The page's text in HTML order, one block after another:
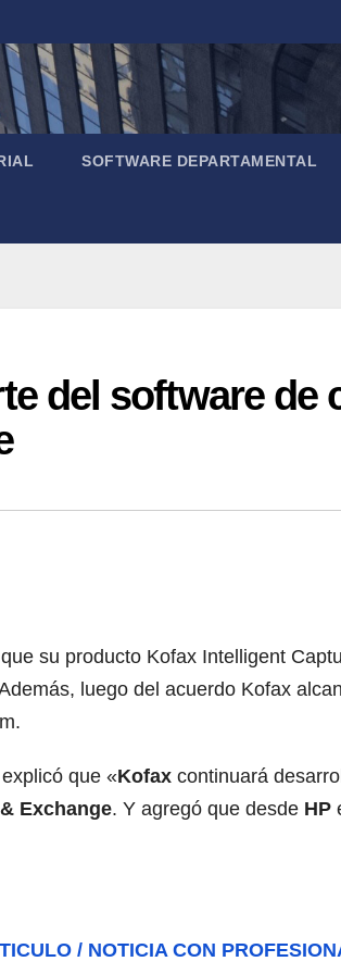
SOFTWARE DEPARTAMENTAL
del software de
su producto Kofax Intelligent
luego del acuerdo Kofax
que «Kofax continuará
Exchange. Y agregó que desde HP
/ NOTICIA CON